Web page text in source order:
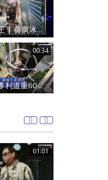
星島申訴王 | 葵廣冰糖葫蘆店 召集童黨「走數」 警員加強巡邏 食街秩序復常
00:34
薄扶林域多利道重60公斤野豬被困引水道 漁護人員射麻醉槍消防救起
01:01